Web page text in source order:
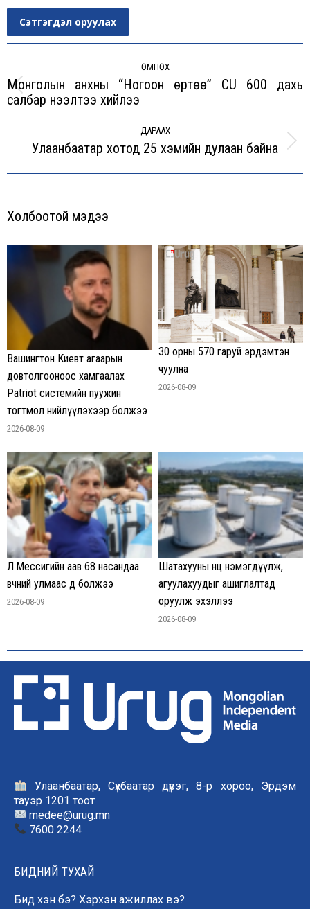
Сэтгэгдэл оруулах
ӨМНӨХ
Previous
Монголын анхны “Ногоон өртөө” CU 600 дахь
салбар нээлтээ хийлээ
ДАРААХ
Next
Улаанбаатар хотод 25 хэмийн дулаан байна
Холбоотой мэдээ
Вашингтон Киевт агаарын
довтолгооноос хамгаалах
Patriot системийн пуужин
тогтмол нийлүүлэхээр болжээ
2026-08-09
30 орны 570 гаруй эрдэмтэн
чуулна
2026-08-09
Л.Мессигийн аав 68 насандаа
өвчний улмаас өөд болжээ
2026-08-09
Шатахууны нөөц нэмэгдүүлж,
агуулахуудыг ашиглалтад
оруулж эхэллээ
2026-08-09
Улаанбаатар, Сүхбаатар дүүрэг, 8-р хороо, Эрдэм
тауэр 1201 тоот
medee@urug.mn
7600 2244
БИДНИЙ ТУХАЙ
Бид хэн бэ? Хэрхэн ажиллах вэ?